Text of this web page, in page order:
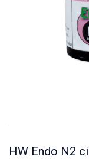
HW Endo N2